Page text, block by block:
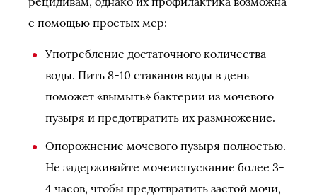
с помощью простых мер:
Употребление достаточного количества
воды. Пить 8-10 стаканов воды в день
поможет «вымыть» бактерии из мочевого
пузыря и предотвратить их размножение.
Опорожнение мочевого пузыря полностью.
Не задерживайте мочеиспускание более 3-
4 часов, чтобы предотвратить застой мочи,